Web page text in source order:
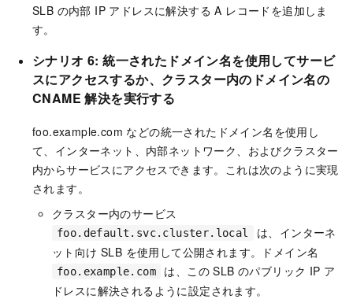
SLB の内部 IP アドレスに解決する A レコードを追加しま
す。
シナリオ 6: 統一されたドメイン名を使用してサービ
スにアクセスするか、クラスター内のドメイン名の
CNAME 解決を実行する
foo.example.com などの統一されたドメイン名を使用し
て、インターネット、内部ネットワーク、およびクラスター
内からサービスにアクセスできます。これは次のように実現
されます。
クラスター内のサービス
foo.default.svc.cluster.local
は、インターネ
ット向け SLB を使用して公開されます。ドメイン名
foo.example.com
は、この SLB のパブリック IP ア
ドレスに解決されるように設定されます。